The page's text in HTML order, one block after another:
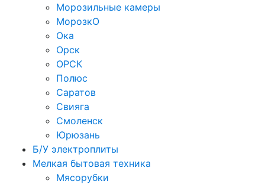
Морозильные камеры
МорозкО
Ока
Орск
ОРСК
Полюс
Саратов
Свияга
Смоленск
Юрюзань
Б/У электроплиты
Мелкая бытовая техника
Мясорубки